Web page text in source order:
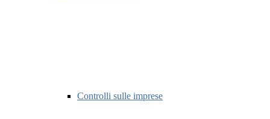
Controlli sulle imprese